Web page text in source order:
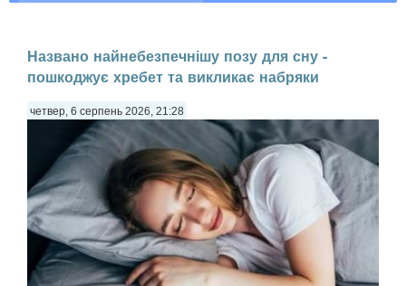
Названо найнебезпечнішу позу для сну -
пошкоджує хребет та викликає набряки
четвер, 6 серпень 2026, 21:28